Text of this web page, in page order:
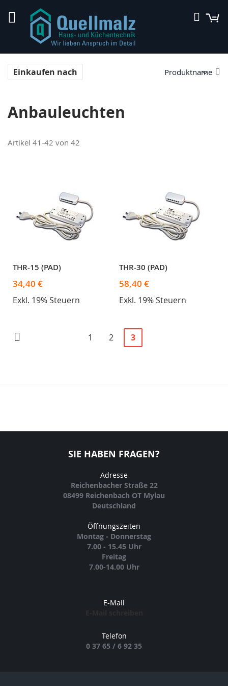
zum
Inhalt
Suche
Anbauleuchten
Artikel 41-42 von 42
THR-15 (PAD)
34,40 €
Exkl. 19% Steuern
THR-30 (PAD)
58,40 €
Exkl. 19% Steuern
Seite
Seite
1 Seite
2
Sie
3
Einkaufen nach
SIE HABEN FRAGEN?
Adresse
Reichenbacher Straße 22
08499 Reichenbach OT Mylau
Deutschland
Öffnungszeiten
Montag - Donnerstag
7.00 - 15.45 Uhr
Freitag
7.00-14.00 Uhr
E-Mail
Telefon
0 37 65 / 6 92 35